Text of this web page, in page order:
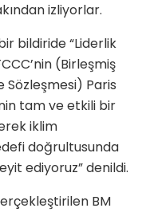
izliyorlar.
bildiride “Liderlik
(Birleşmiş
Paris
tam ve etkili bir
iklim
doğrultusunda
ediyoruz” denildi.
BM